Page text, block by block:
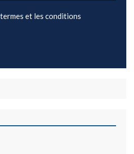
et les conditions